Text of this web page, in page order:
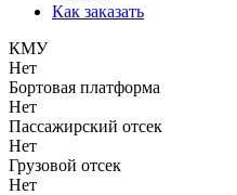
Как заказать
КМУ
Нет
Бортовая платформа
Нет
Пассажирский отсек
Нет
Грузовой отсек
Нет